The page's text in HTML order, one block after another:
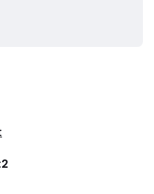
:2
olevat vaihtoehdot